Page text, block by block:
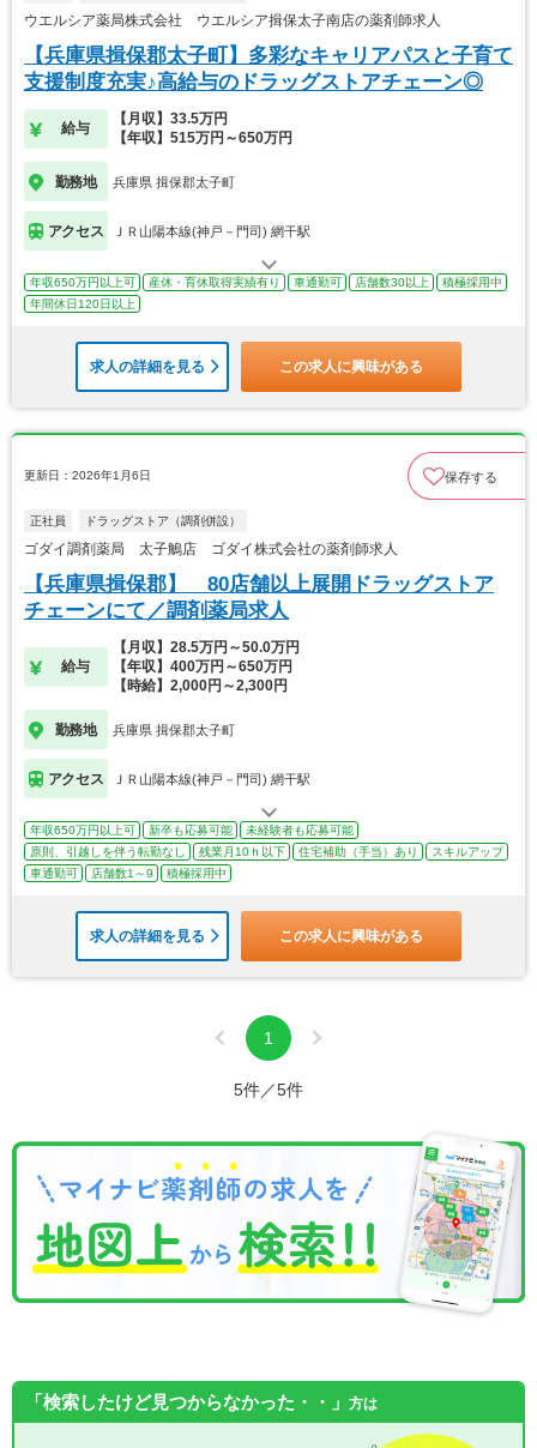
ウエルシア薬局株式会社 ウエルシア揖保太子南店の薬剤師求人
【兵庫県揖保郡太子町】多彩なキャリアパスと子育て
支援制度充実♪高給与のドラッグストアチェーン◎
給与
【月収】33.5万円
【年収】515万円～650万円
勤務地 兵庫県 揖保郡太子町
アクセス ＪＲ山陽本線(神戸－門司) 網干駅
年収650万円以上可 産休・育休取得実績有り 車通勤可 店舗数30以上
積極採用中
年間休日120日以上
求人の詳細を見る この求人に興味がある
更新日：2026年1月6日 保存する
正社員 ドラッグストア（調剤併設）
ゴダイ調剤薬局 太子鵤店 ゴダイ株式会社の薬剤師求人
【兵庫県揖保郡】 80店舗以上展開ドラッグストア
チェーンにて／調剤薬局求人
給与
【月収】28.5万円～50.0万円
【年収】400万円～650万円
【時給】2,000円～2,300円
勤務地 兵庫県 揖保郡太子町
アクセス ＪＲ山陽本線(神戸－門司) 網干駅
年収650万円以上可 新卒も応募可能
未経験者も応募可能
原則、引越しを伴う転勤なし
残業月10ｈ以下 住宅補助（手当）あり
スキルアップ
車通勤可
店舗数1～9 積極採用中
求人の詳細を見る この求人に興味がある
1
5件／5件
「検索したけど見つからなかった・・」 方は